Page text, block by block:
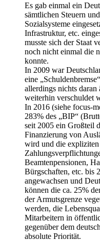
Es gab einmal ein
sämtlichen Steuern
Sozialsysteme
Infrastruktur, etc.
musste sich der Staat
noch nicht einmal die
konnte.
In 2009 war
eine
allerdings nichts daran
weiterhin verschuldet
In 2016 (siehe focus-
283% des „BIP“
seit 2005 ein Großteil
Finanzierung von
wird und die expliziten
Beamtenpensionen,
Bürgschaften, etc. bis
angewachsen und
können die ca. 25%
der Armutsgrenze
werden, die
Mitarbeitern in
gegenüber dem
absolute Priorität.